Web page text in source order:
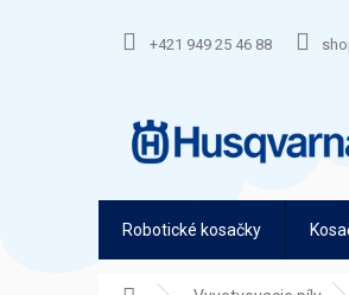
+421 949 25 46 88
Robotické kosačky